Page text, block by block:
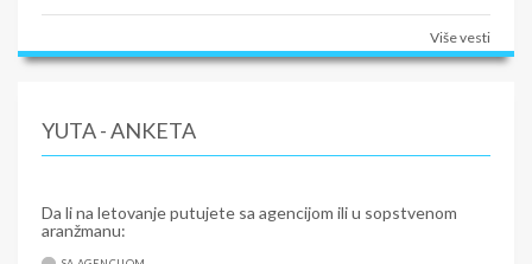
Više vesti
YUTA - ANKETA
Da li na letovanje putujete sa agencijom ili u sopstvenom
aranžmanu: